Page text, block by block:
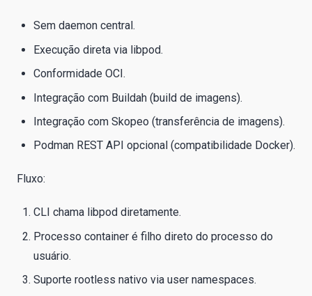
Sem daemon central.
Execução direta via libpod.
Conformidade OCI.
Integração com Buildah (build de imagens).
Integração com Skopeo (transferência de imagens).
Podman REST API opcional (compatibilidade Docker).
Fluxo:
CLI chama libpod diretamente.
Processo container é filho direto do processo do
usuário.
Suporte rootless nativo via user namespaces.